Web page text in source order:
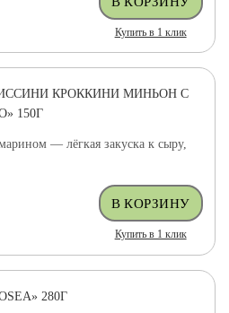
Купить в 1 клик
КРОККИНИ МИНЬОН С
150Г
— лёгкая закуска к сыру,
Купить в 1 клик
280Г